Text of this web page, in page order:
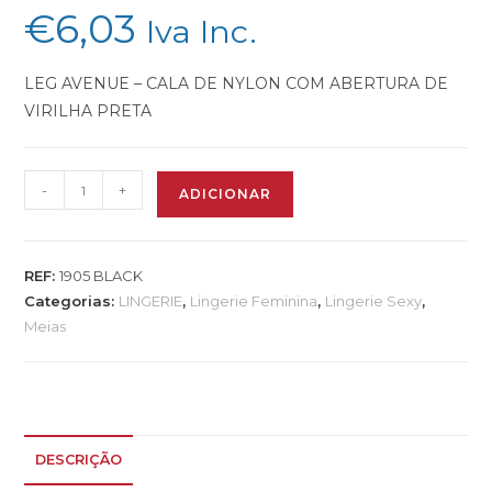
€6,03 Iva Inc.
LEG AVENUE – CALA DE NYLON COM ABERTURA DE
VIRILHA PRETA
- + ADICIONAR
REF:1905 BLACK
Categorias: LINGERIE, Lingerie Feminina, Lingerie Sexy,
Meias
DESCRIÇÃO